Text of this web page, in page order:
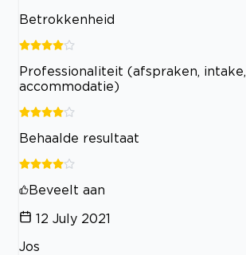
Betrokkenheid
Professionaliteit (afspraken, intake,
accommodatie)
Behaalde resultaat
Beveelt aan
12 July 2021
Jos